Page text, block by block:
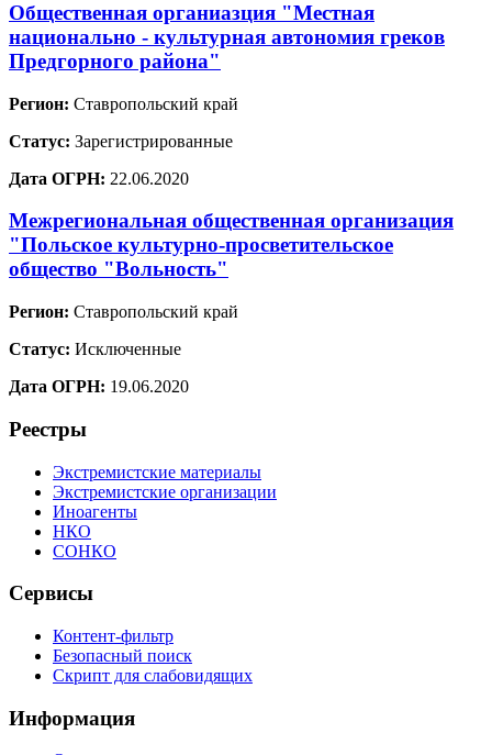
Общественная органиазция "Местная
национально - культурная автономия греков
Предгорного района"
Регион: Ставропольский край
Статус: Зарегистрированные
Дата ОГРН: 22.06.2020
Межрегиональная общественная организация
"Польское культурно-просветительское
общество "Вольность"
Регион: Ставропольский край
Статус: Исключенные
Дата ОГРН: 19.06.2020
Реестры
Экстремистские материалы
Экстремистские организации
Иноагенты
НКО
СОНКО
Сервисы
Контент-фильтр
Безопасный поиск
Скрипт для слабовидящих
Информация